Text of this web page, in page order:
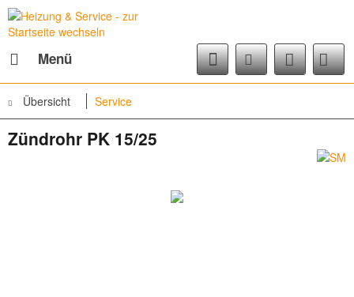
Menü
Übersicht Service
Zündrohr PK 15/25